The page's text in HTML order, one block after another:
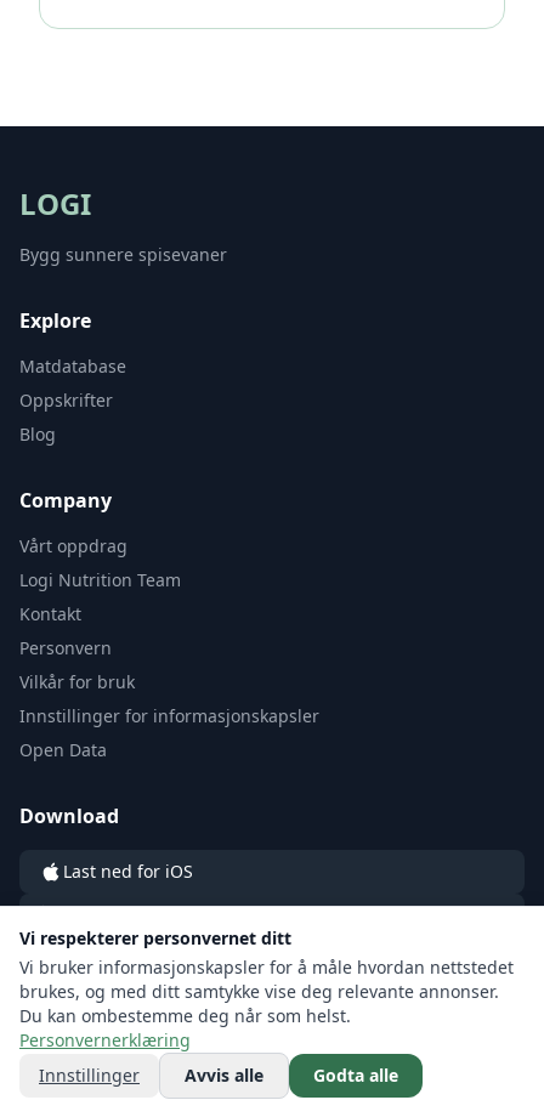
LOGI
Bygg sunnere spisevaner
Explore
Matdatabase
Oppskrifter
Blog
Company
Vårt oppdrag
Logi Nutrition Team
Kontakt
Personvern
Vilkår for bruk
Innstillinger for informasjonskapsler
Open Data
Download
Last ned for iOS
Last ned for Android
© 2026 LOGI by LOGI Labs sp. z o.o. All rights reserved.
Vi respekterer personvernet ditt
Vi bruker informasjonskapsler for å måle hvordan nettstedet
brukes, og med ditt samtykke vise deg relevante annonser.
Du kan ombestemme deg når som helst.
Personvernerklæring
Innstillinger
Avvis alle Godta alle